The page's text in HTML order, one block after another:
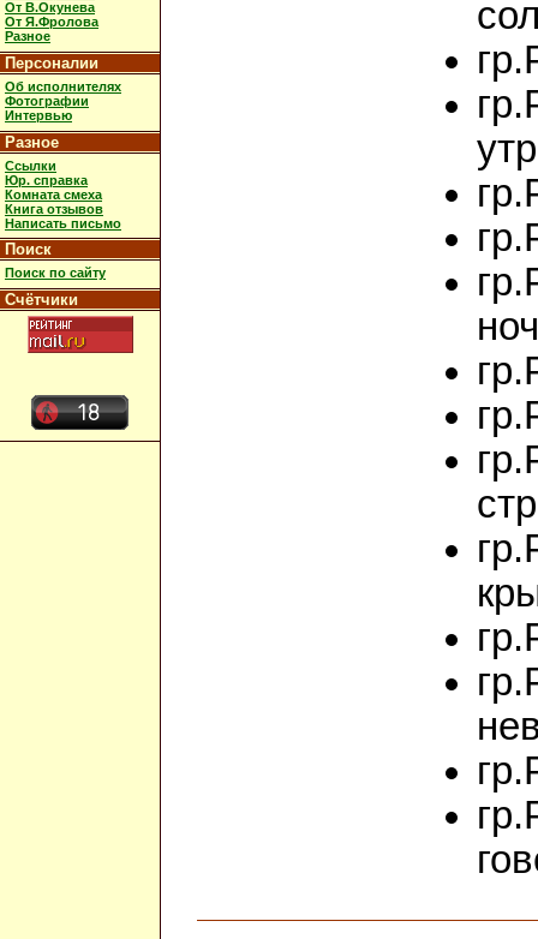
От В.Окунева
От Я.Фролова
Разное
Персоналии
Об исполнителях
Фотографии
Интервью
Разное
Ссылки
Юр. справка
Комната смеха
Книга отзывов
Написать письмо
Поиск
Поиск по сайту
Счётчики